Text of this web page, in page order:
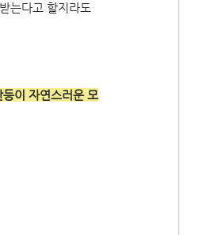
는다고 할지라도
이 자연스러운 모